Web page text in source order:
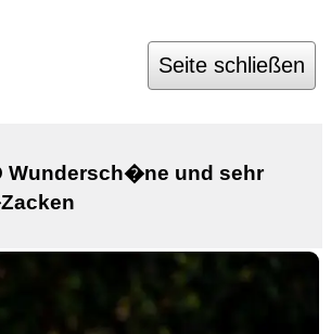
Seite schließen
Wundersch�ne und sehr